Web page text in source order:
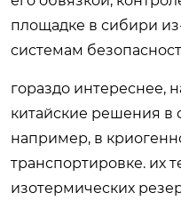
площадке в сибири
системам
гораздо интереснее,
китайские решения в
например, в
транспортировке. их
изотермических